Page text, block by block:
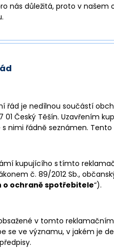
nás důležitá, proto v našem
řád je nedílnou součástí
01 Český Těšín. Uzavřením
s nimi řádně seznámen.
kupujícího s tímto
č. 89/2012 Sb.,
o ochraně spotřebitele“).
v tomto
se ve významu, v jakém je